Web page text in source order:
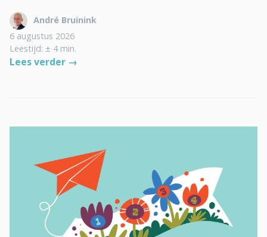
André Bruinink
6 augustus 2026
Leestijd: ± 4 min.
Lees verder →